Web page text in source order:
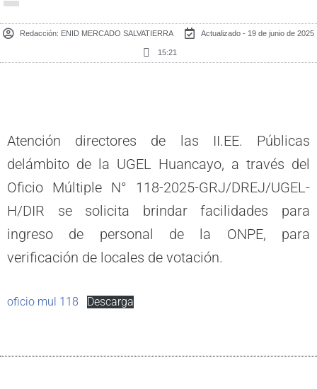
Redacción: ENID MERCADO SALVATIERRA Actualizado - 19 de junio de 2025
15:21
Atención directores de las II.EE. Públicas
delámbito de la UGEL Huancayo, a través del
Oficio Múltiple N° 118-2025-GRJ/DREJ/UGEL-
H/DIR se solicita brindar facilidades para
ingreso de personal de la ONPE, para
verificación de locales de votación.
oficio mul 118 Descarga